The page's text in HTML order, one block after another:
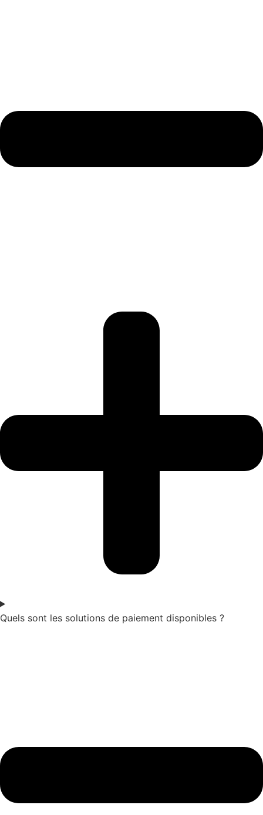
Quels sont les solutions de paiement disponibles ?